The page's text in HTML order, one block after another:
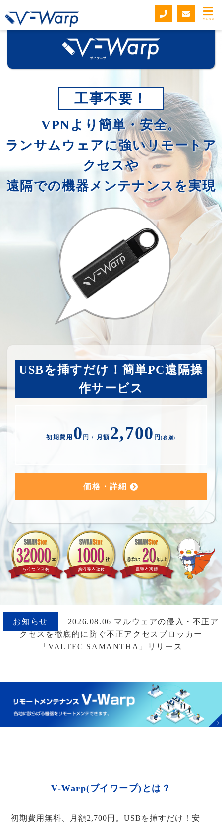
MENU
工事不要！
VPNより簡単・安全。
ランサムウェアに強いリモートア
クセスや
遠隔での機器メンテナンスを実現
USBを挿すだけ！簡単PC遠隔操
作サービス
初期費用 0 円 / 月額2,700 円(税別)
価格・詳細
お知らせ
2026.08.06 マルウェアの侵入・不正ア
クセスを徹底的に防ぐ不正アクセスブロッカー
「VALTEC SAMANTHA」リリース
V-Warp(ブイワープ)とは？
初期費用無料、月額2,700円。USBを挿すだけ！安